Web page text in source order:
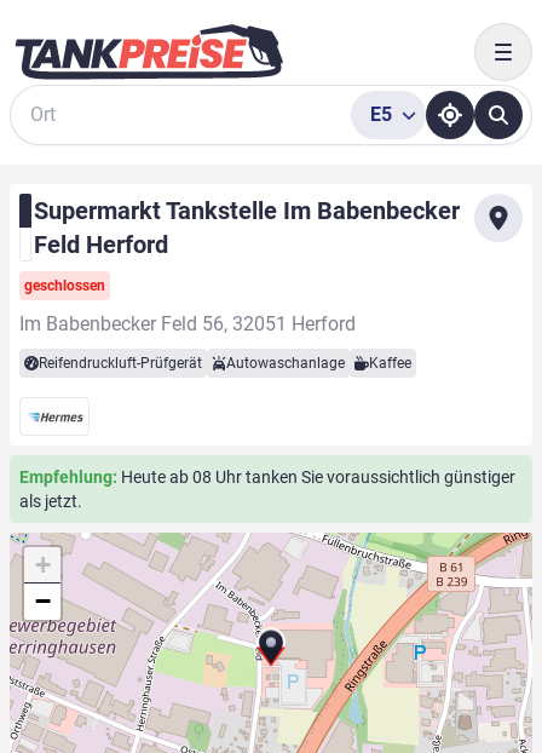
Suche
E5
Supermarkt Tankstelle Im Babenbecker
Feld Herford
geschlossen
Im Babenbecker Feld 56, 32051 Herford
Reifendruckluft-Prüfgerät Autowaschanlage Kaffee
Empfehlung: Heute ab 08 Uhr tanken Sie voraussichtlich günstiger
als jetzt.
+
−